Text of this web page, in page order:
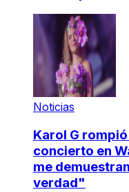
Noticias
Karol G
concierto en
me
verdad"